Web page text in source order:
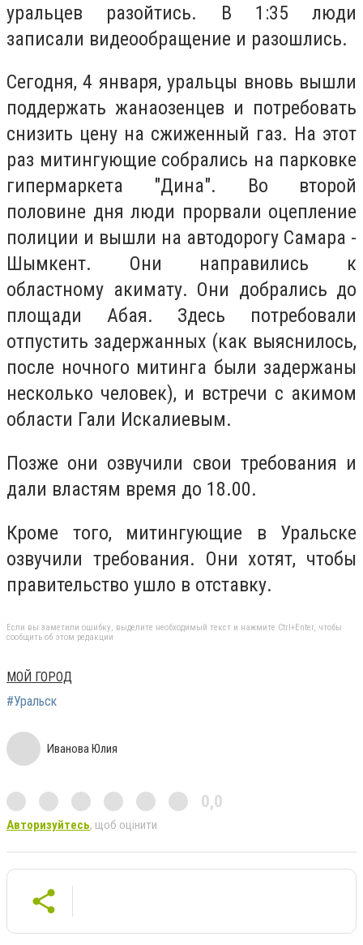
уральцев разойтись. В 1:35 люди
записали видеообращение и разошлись.
Сегодня, 4 января, уральцы вновь вышли
поддержать жанаозенцев и потребовать
снизить цену на сжиженный газ. На этот
раз митингующие собрались на парковке
гипермаркета "Дина". Во второй
половине дня люди прорвали оцепление
полиции и вышли на автодорогу Самара -
Шымкент. Они направились к
областному акимату. Они добрались до
площади Абая. Здесь потребовали
отпустить задержанных (как выяснилось,
после ночного митинга были задержаны
несколько человек), и встречи с акимом
области Гали Искалиевым.
Позже они озвучили свои требования и
дали властям время до 18.00.
Кроме того, митингующие в Уральске
озвучили требования. Они хотят, чтобы
правительство ушло в отставку.
Если вы заметили ошибку, выделите необходимый текст и нажмите Ctrl+Enter, чтобы
сообщить об этом редакции
МОЙ ГОРОД
#Уральск
Иванова Юлия
0,0
Авторизуйтесь, щоб оцінити